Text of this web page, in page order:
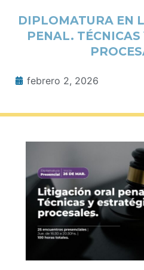
DIPLOMATURA EN
PENAL. TÉCNICAS
febrero 2, 2026